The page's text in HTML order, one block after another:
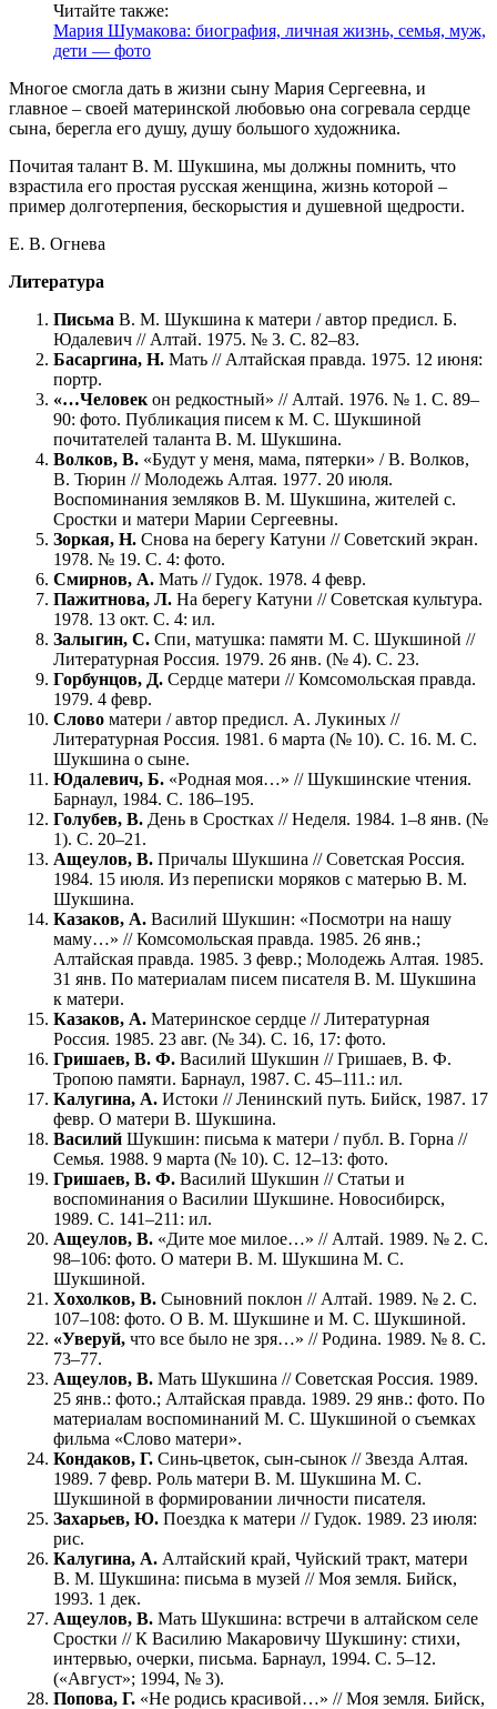
Читайте также:
Мария Шумакова: биография, личная жизнь, семья, муж,
дети — фото
Многое смогла дать в жизни сыну Мария Сергеевна, и
главное – своей материнской любовью она согревала сердце
сына, берегла его душу, душу большого художника.
Почитая талант В. М. Шукшина, мы должны помнить, что
взрастила его простая русская женщина, жизнь которой –
пример долготерпения, бескорыстия и душевной щедрости.
Е. В. Огнева
Литература
Письма В. М. Шукшина к матери / автор предисл. Б.
Юдалевич // Алтай. 1975. № 3. С. 82–83.
Басаргина, Н. Мать // Алтайская правда. 1975. 12 июня:
портр.
«…Человек он редкостный» // Алтай. 1976. № 1. С. 89–
90: фото. Публикация писем к М. С. Шукшиной
почитателей таланта В. М. Шукшина.
Волков, В. «Будут у меня, мама, пятерки» / В. Волков,
В. Тюрин // Молодежь Алтая. 1977. 20 июля.
Воспоминания земляков В. М. Шукшина, жителей с.
Сростки и матери Марии Сергеевны.
Зоркая, Н. Снова на берегу Катуни // Советский экран.
1978. № 19. С. 4: фото.
Смирнов, А. Мать // Гудок. 1978. 4 февр.
Пажитнова, Л. На берегу Катуни // Советская культура.
1978. 13 окт. С. 4: ил.
Залыгин, С. Спи, матушка: памяти М. С. Шукшиной //
Литературная Россия. 1979. 26 янв. (№ 4). С. 23.
Горбунцов, Д. Сердце матери // Комсомольская правда.
1979. 4 февр.
Слово матери / автор предисл. А. Лукиных //
Литературная Россия. 1981. 6 марта (№ 10). С. 16. М. С.
Шукшина о сыне.
Юдалевич, Б. «Родная моя…» // Шукшинские чтения.
Барнаул, 1984. С. 186–195.
Голубев, В. День в Сростках // Неделя. 1984. 1–8 янв. (№
1). С. 20–21.
Ащеулов, В. Причалы Шукшина // Советская Россия.
1984. 15 июля. Из переписки моряков с матерью В. М.
Шукшина.
Казаков, А. Василий Шукшин: «Посмотри на нашу
маму…» // Комсомольская правда. 1985. 26 янв.;
Алтайская правда. 1985. 3 февр.; Молодежь Алтая. 1985.
31 янв. По материалам писем писателя В. М. Шукшина
к матери.
Казаков, А. Материнское сердце // Литературная
Россия. 1985. 23 авг. (№ 34). С. 16, 17: фото.
Гришаев, В. Ф. Василий Шукшин // Гришаев, В. Ф.
Тропою памяти. Барнаул, 1987. С. 45–111.: ил.
Калугина, А. Истоки // Ленинский путь. Бийск, 1987. 17
февр. О матери В. Шукшина.
Василий Шукшин: письма к матери / публ. В. Горна //
Семья. 1988. 9 марта (№ 10). С. 12–13: фото.
Гришаев, В. Ф. Василий Шукшин // Статьи и
воспоминания о Василии Шукшине. Новосибирск,
1989. С. 141–211: ил.
Ащеулов, В. «Дите мое милое…» // Алтай. 1989. № 2. С.
98–106: фото. О матери В. М. Шукшина М. С.
Шукшиной.
Хохолков, В. Сыновний поклон // Алтай. 1989. № 2. С.
107–108: фото. О В. М. Шукшине и М. С. Шукшиной.
«Уверуй, что все было не зря…» // Родина. 1989. № 8. С.
73–77.
Ащеулов, В. Мать Шукшина // Советская Россия. 1989.
25 янв.: фото.; Алтайская правда. 1989. 29 янв.: фото. По
материалам воспоминаний М. С. Шукшиной о съемках
фильма «Слово матери».
Кондаков, Г. Синь-цветок, сын-сынок // Звезда Алтая.
1989. 7 февр. Роль матери В. М. Шукшина М. С.
Шукшиной в формировании личности писателя.
Захарьев, Ю. Поездка к матери // Гудок. 1989. 23 июля:
рис.
Калугина, А. Алтайский край, Чуйский тракт, матери
В. М. Шукшина: письма в музей // Моя земля. Бийск,
1993. 1 дек.
Ащеулов, В. Мать Шукшина: встречи в алтайском селе
Сростки // К Василию Макаровичу Шукшину: стихи,
интервью, очерки, письма. Барнаул, 1994. С. 5–12.
(«Август»; 1994, № 3).
Попова, Г. «Не родись красивой…» // Моя земля. Бийск,